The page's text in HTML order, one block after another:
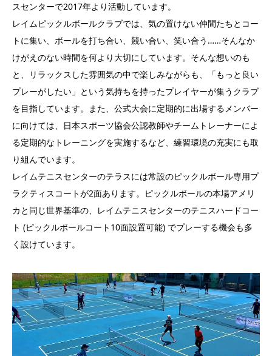
スセンターで2017年より活動しています。
レイムピックルボールクラブでは、気の置けない仲間たちとコー
トに集い、ボールを打ち合い、競い合い、笑い合う……そんなか
けがえのない時間を何より大切にしています。そんな想いのも
と、リラックスした雰囲気の中で楽しみながらも、「もっと良い
プレーがしたい」という気持ちを持ったプレイヤーが集うクラブ
を目指しています。また、公式大会に定期的に出場するメンバー
に向けては、日本スポーツ協会公認教師やチームトレーナーによ
る定期的なトレーニングを実施するなど、練習環境の充実にも取
り組んでいます。
レイムテニスセンターのテラスには常設のピックルボール専用プ
ラクティスコートが2面あります。ピックルボールの本場アメリ
カと同じ世界基準の、レイムテニスセンターのテニスハードコー
ト (ピックルボールコート10面設置可能) でプレーする機会も多
く設けています。